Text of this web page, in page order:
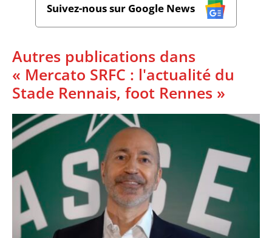
Suivez-nous sur Google News
Autres publications dans
« Mercato SRFC : l'actualité du
Stade Rennais, foot Rennes »